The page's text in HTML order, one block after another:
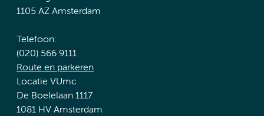
1105 AZ Amsterdam
Telefoon:
(020) 566 9111
Route en parkeren
Locatie VUmc
De Boelelaan 1117
1081 HV Amsterdam